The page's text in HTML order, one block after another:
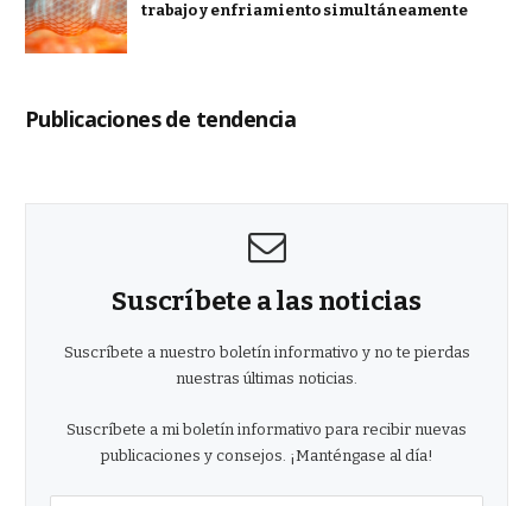
trabajo y enfriamiento simultáneamente
Publicaciones de tendencia
Suscríbete a las noticias
Suscríbete a nuestro boletín informativo y no te pierdas
nuestras últimas noticias.
Suscríbete a mi boletín informativo para recibir nuevas
publicaciones y consejos. ¡Manténgase al día!